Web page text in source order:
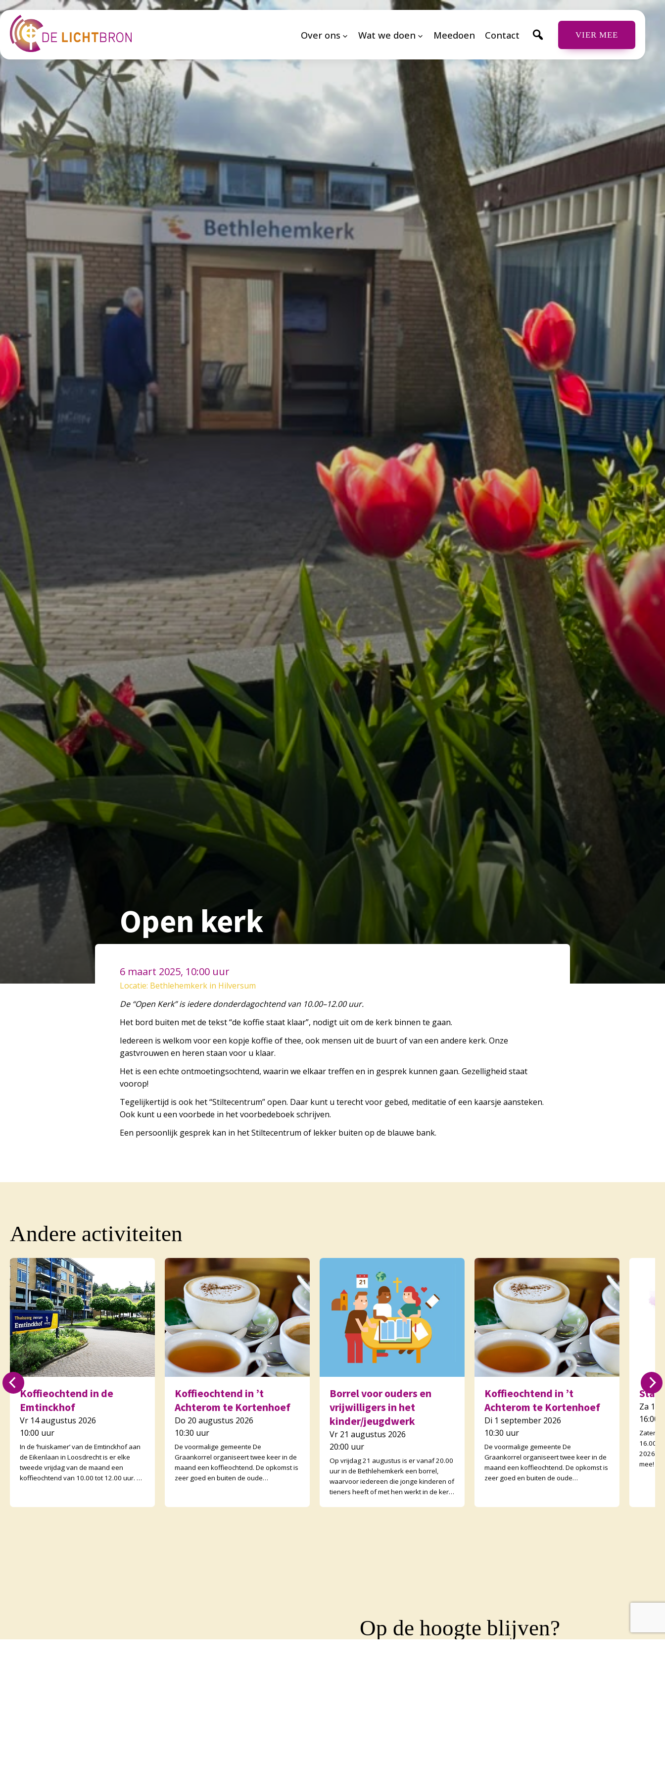
Over ons Wat we doen Meedoen Contact VIER MEE
Open kerk
6 maart 2025, 10:00 uur
Locatie: Bethlehemkerk in Hilversum
De “Open Kerk” is iedere donderdagochtend van 10.00–12.00 uur.
Het bord buiten met de tekst “de koffie staat klaar”, nodigt uit om de kerk binnen te gaan.
Iedereen is welkom voor een kopje koffie of thee, ook mensen uit de buurt of van een andere kerk. Onze
gastvrouwen en heren staan voor u klaar.
Het is een echte ontmoetingsochtend, waarin we elkaar treffen en in gesprek kunnen gaan. Gezelligheid staat
voorop!
Tegelijkertijd is ook het “Stiltecentrum”open. Daar kunt u terecht voor gebed, meditatie of een kaarsje aansteken.
Ook kunt u een voorbede in het voorbedeboek schrijven.
Een persoonlijk gesprek kan in het Stiltecentrum of lekker buiten op de blauwe bank.
Andere activiteiten
Koffieochtend in de
Emtinckhof
Vr 14 augustus 2026
10:00 uur
In de ‘huiskamer’ van de Emtinckhof aan
de Eikenlaan in Loosdrecht is er elke
tweede vrijdag van de maand een
koffieochtend van 10.00 tot 12.00 uur. U
Koffieochtend in ’t
Achterom te Kortenhoef
Do 20 augustus 2026
10:30 uur
De voormalige gemeente De
Graankorrel organiseert twee keer in de
maand een koffieochtend. De opkomst is
zeer goed en buiten de oude
Borrel voor ouders en
vrijwilligers in het
kinder/jeugdwerk
Vr 21 augustus 2026
20:00 uur
Op vrijdag 21 augustus is er vanaf 20.00
uur in de Bethlehemkerk een borrel,
waarvoor iedereen die jonge kinderen of
tieners heeft of met hen werkt in de kerk
Koffieochtend in ’t
Achterom te Kortenhoef
Di 1 september 2026
10:30 uur
De voormalige gemeente De
Graankorrel organiseert twee keer in de
maand een koffieochtend. De opkomst is
zeer goed en buiten de oude
Za 12
16:00
16.00
2026-
mee! –
Op de hoogte blijven?